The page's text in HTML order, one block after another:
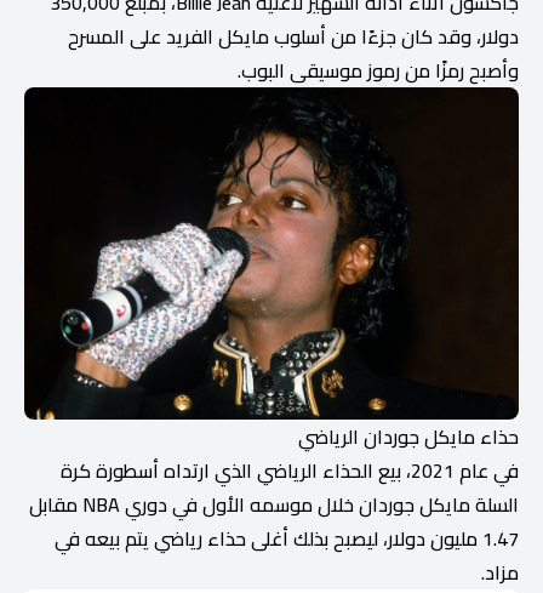
دولار، وقد كان جزءًا من أسلوب مايكل الفريد على المسرح
وأصبح رمزًا من رموز موسيقى البوب.
حذاء مايكل جوردان الرياضي
في عام 2021، بيع الحذاء الرياضي الذي ارتداه أسطورة كرة
السلة مايكل جوردان خلال موسمه الأول في دوري NBA مقابل
1.47 مليون دولار، ليصبح بذلك أغلى حذاء رياضي يتم بيعه في
مزاد.